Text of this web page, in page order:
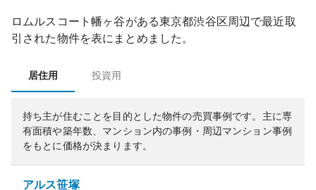
ロムルスコート幡ヶ谷がある東京都渋谷区周辺で最近取
引された物件を表にまとめました。
居住用 投資用
持ち主が住むことを目的とした物件の売買事例です。 主に専
有面積や築年数、マンション内の事例・周辺マンション事例
をもとに価格が決まります。
アルス笹塚